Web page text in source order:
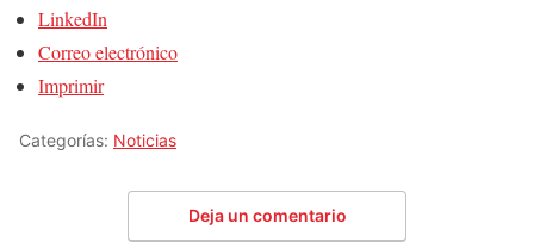
LinkedIn
Correo electrónico
Imprimir
Categorías: Noticias
Deja un comentario